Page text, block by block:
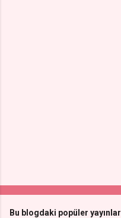
Bu blogdaki popüler yayınlar